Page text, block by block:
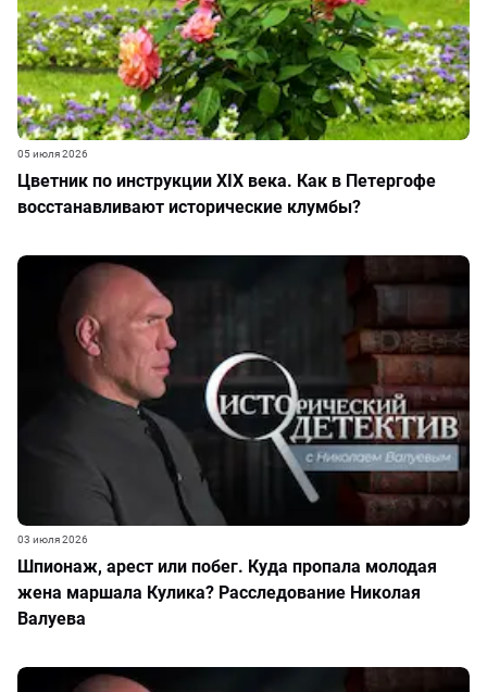
Цветник по инструкции XIX века. Как в Петергофе
восстанавливают исторические клумбы?
05 июля 2026
Шпионаж, арест или побег. Куда пропала молодая
жена маршала Кулика? Расследование Николая
Валуева
03 июля 2026